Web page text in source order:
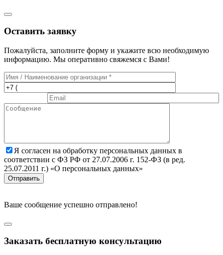
Оставить заявку
Пожалуйста, заполните форму и укажите всю необходимую
информацию. Мы оперативно свяжемся с Вами!
Я согласен на обработку персональных данных в
соответствии с ФЗ РФ от 27.07.2006 г. 152-ФЗ (в ред.
25.07.2011 г.) «О персональных данных»
Отправить
Ваше сообщение успешно отправлено!
Заказать бесплатную консультацию